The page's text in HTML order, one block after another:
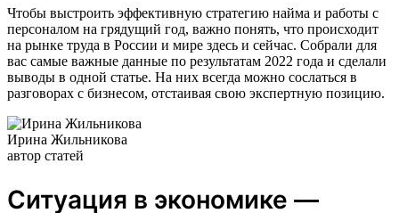
Чтобы выстроить эффективную стратегию найма и работы с
персоналом на грядущий год, важно понять, что происходит
на рынке труда в России и мире здесь и сейчас. Собрали для
вас самые важные данные по результатам 2022 года и сделали
выводы в одной статье. На них всегда можно сослаться в
разговорах с бизнесом, отстаивая свою экспертную позицию.
Ирина Жильникова
автор статей
Ситуация в экономике —